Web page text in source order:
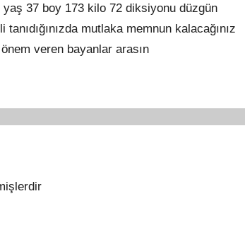
37 boy 173 kilo 72 diksiyonu düzgün
mutlaka memnun kalacağınız
veren bayanlar arasın